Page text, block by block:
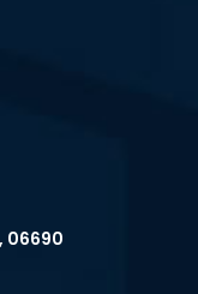
06690